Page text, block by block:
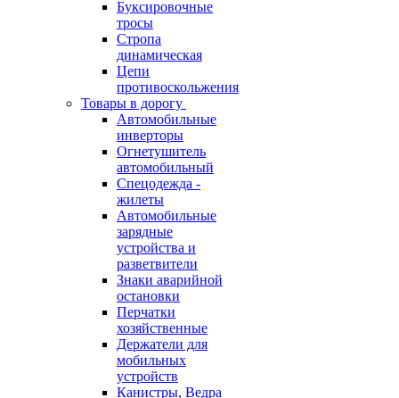
Буксировочные
тросы
Стропа
динамическая
Цепи
противоскольжения
Товары в дорогу
Автомобильные
инверторы
Огнетушитель
автомобильный
Спецодежда -
жилеты
Автомобильные
зарядные
устройства и
разветвители
Знаки аварийной
остановки
Перчатки
хозяйственные
Держатели для
мобильных
устройств
Канистры, Ведра